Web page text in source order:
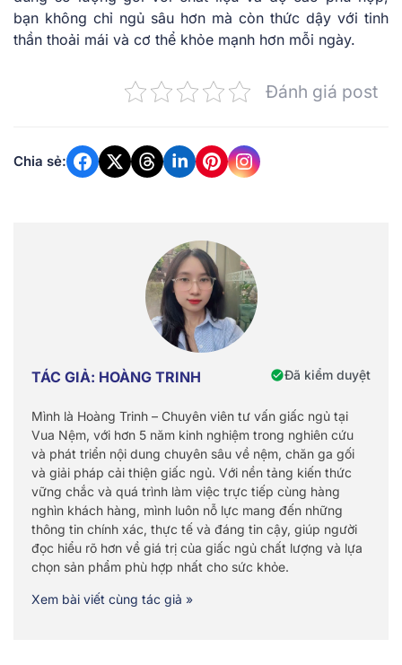
bạn không chỉ ngủ sâu hơn mà còn thức dậy với tinh
thần thoải mái và cơ thể khỏe mạnh hơn mỗi ngày.
Đánh giá post
Chia sẻ:
TÁC GIẢ: HOÀNG TRINH Đã kiểm duyệt
Mình là Hoàng Trinh – Chuyên viên tư vấn giấc ngủ tại
Vua Nệm, với hơn 5 năm kinh nghiệm trong nghiên cứu
và phát triển nội dung chuyên sâu về nệm, chăn ga gối
và giải pháp cải thiện giấc ngủ. Với nền tảng kiến thức
vững chắc và quá trình làm việc trực tiếp cùng hàng
nghìn khách hàng, mình luôn nỗ lực mang đến những
thông tin chính xác, thực tế và đáng tin cậy, giúp người
đọc hiểu rõ hơn về giá trị của giấc ngủ chất lượng và lựa
chọn sản phẩm phù hợp nhất cho sức khỏe.
Xem bài viết cùng tác giả »